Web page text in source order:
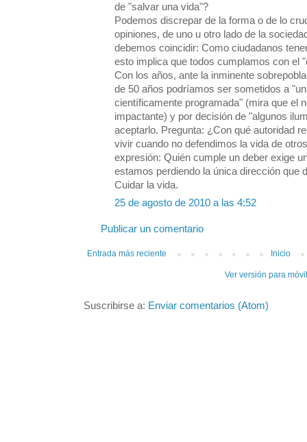
de "salvar una vida"?
Podemos discrepar de la forma o de lo
opiniones, de uno u otro lado de la
debemos coincidir: Como ciudadanos
esto implica que todos cumplamos con el
Con los años, ante la inminente
de 50 años podríamos ser sometidos a
científicamente programada" (mira que el
impactante) y por decisión de "algunos
aceptarlo. Pregunta: ¿Con qué autoridad
vivir cuando no defendimos la vida de
expresión: Quién cumple un deber exige
estamos perdiendo la única dirección que
Cuidar la vida.
25 de agosto de 2010 a las 4:52
Publicar un comentario
Entrada más reciente Inicio
Ver versión para
Suscribirse a: Enviar comentarios (Atom)